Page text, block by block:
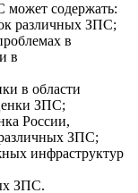
может содержать:
различных ЗПС;
в
в
в области
ЗПС;
России,
ЗПС;
инфраструктур
ЗПС.